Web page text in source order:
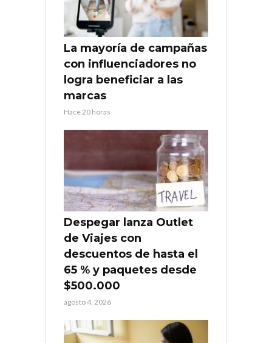
La mayoría de campañas
con influenciadores no
logra beneficiar a las
marcas
Hace 20 horas
Despegar lanza Outlet
de Viajes con
descuentos de hasta el
65 % y paquetes desde
$500.000
agosto 4, 2026